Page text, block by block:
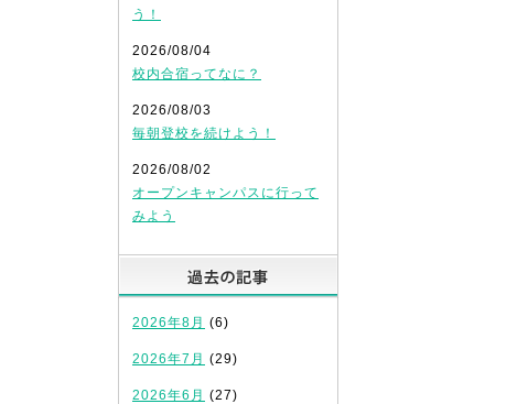
う！
2026/08/04
校内合宿ってなに？
2026/08/03
毎朝登校を続けよう！
2026/08/02
オープンキャンパスに行って
みよう
2026年8月 (6)
2026年7月 (29)
2026年6月 (27)